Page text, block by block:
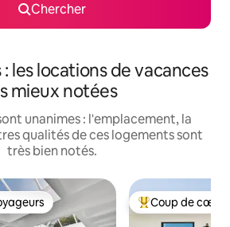
Chercher
les locations de vacances
mieux notées
unanimes : l'emplacement, la
qualités de ces logements sont
très bien notés.
parmi les plus aimés Coup de cœur
Coup de cœur